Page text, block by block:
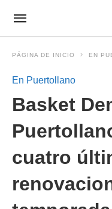
PÁGINA DE INICIO EN
En Puertollano
Basket
cuatro